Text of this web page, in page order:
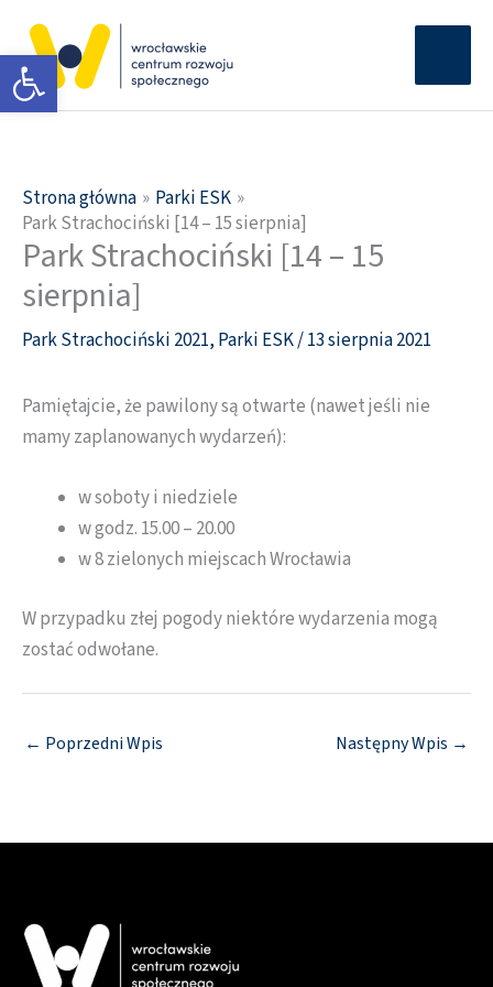
Otwórz pasek narzędzi
treści
Strona główna
Parki ESK
Park Strachociński [14 – 15 sierpnia]
Park Strachociński [14 – 15
sierpnia]
Park Strachociński 2021, Parki ESK/13 sierpnia 2021
Pamiętajcie, że pawilony są otwarte (nawet jeśli nie
mamy zaplanowanych wydarzeń):
w soboty i niedziele
w godz. 15.00 – 20.00
w 8 zielonych miejscach Wrocławia
W przypadku złej pogody niektóre wydarzenia mogą
zostać odwołane.
← Poprzedni Wpis Następny Wpis →